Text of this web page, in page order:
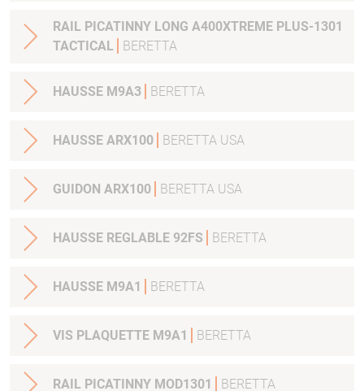
RAIL PICATINNY LONG A400XTREME PLUS-1301
TACTICAL
BERETTA
HAUSSE M9A3 BERETTA
HAUSSE ARX100 BERETTA USA
GUIDON ARX100 BERETTA USA
HAUSSE REGLABLE 92FS BERETTA
HAUSSE M9A1 BERETTA
VIS PLAQUETTE M9A1 BERETTA
RAIL PICATINNY MOD1301 BERETTA